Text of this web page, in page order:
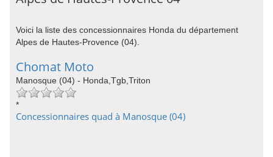
Voici la liste des concessionnaires Honda du département
Alpes de Hautes-Provence (04).
Chomat Moto
Manosque (04) - Honda,Tgb,Triton
*
Concessionnaires quad à Manosque (04)